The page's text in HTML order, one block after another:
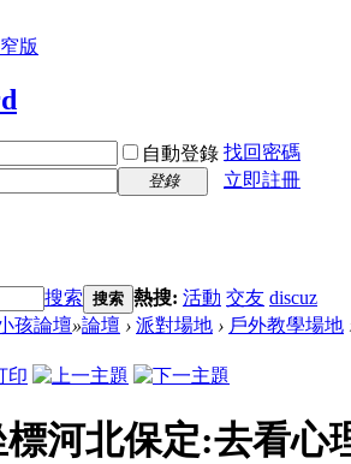
版
自動登錄 找回密碼
登錄
立即註冊
搜索 搜索 熱搜: 活動 交友 discuz
孩論壇»論壇 › 派對場地 › 戶外教學場地
標河北保定:去看心